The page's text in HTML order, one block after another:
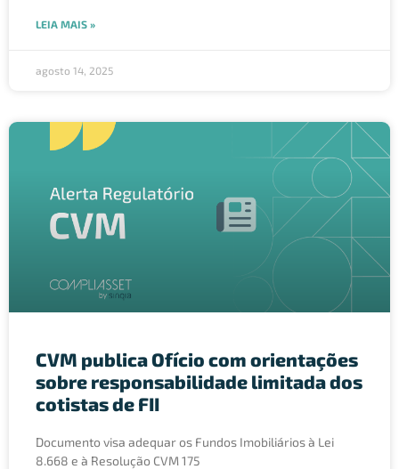
LEIA MAIS »
agosto 14, 2025
CVM publica Ofício com orientações
sobre responsabilidade limitada dos
cotistas de FII
Documento visa adequar os Fundos Imobiliários à Lei
8.668 e à Resolução CVM 175